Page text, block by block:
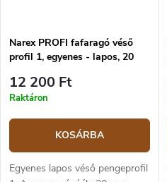
Narex PROFI fafaragó véső
profil 1, egyenes - lapos, 20
12 200 Ft
Raktáron
KOSÁRBA
Egyenes lapos véső pengeprofil